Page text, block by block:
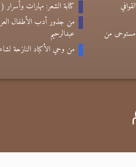
مستوحى من
كتابة الشعر: مهارات وأسرار (100 فكرة إبداعية للشعراء)
من جذور أدب الأطفال
عبدالرحيم
من وحي الأكباد النازحة